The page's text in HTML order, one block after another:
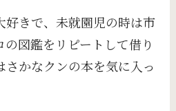
好きで、未就園児の時は市
図鑑をリピートして借り
かなクンの本を気に入っ